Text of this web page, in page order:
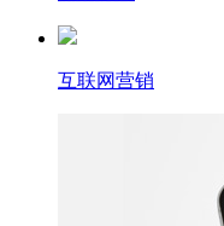
互联网营销